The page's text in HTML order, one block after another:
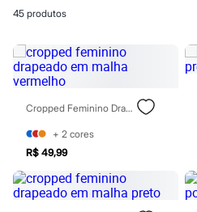
Casacos e Jaquetas
Macacões
Saias
Shorts e Bermudas
Vestidos
Acessórios
Bonés e Chapéus
Bijoux
Óculos
Relógios
45 produtos
Cropped Feminino Drapeado Em Malha Vermelho
+ 2 cores
R$ 49,99